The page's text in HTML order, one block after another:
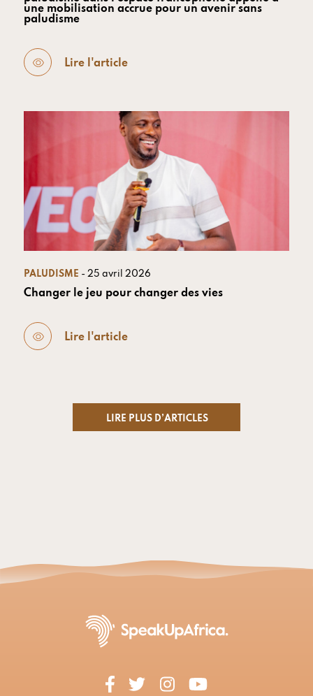
une mobilisation accrue pour un avenir sans
paludisme
Lire l'article
PALUDISME - 25 avril 2026
Changer le jeu pour changer des vies
Lire l'article
LIRE PLUS D’ARTICLES